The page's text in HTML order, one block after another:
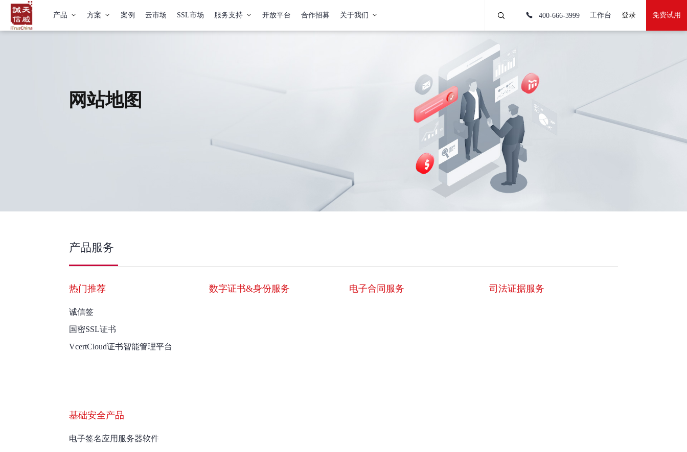
产品 方案 案例 云市场 SSL市场 服务支持 开放平台 合作招募 关于我们 400-666-3999 工作台 登录 免费试用
网站地图
产品服务
热门推荐
诚信签
国密SSL证书
VcertCloud证书智能管理平台
数字证书&身份服务 电子合同服务 司法证据服务
基础安全产品
电子签名应用服务器软件